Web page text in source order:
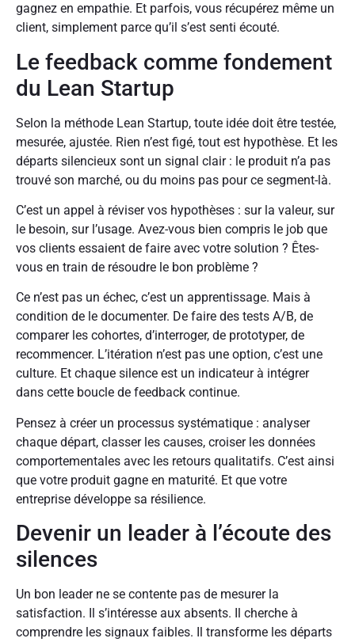
gagnez en empathie. Et parfois, vous récupérez même un
client, simplement parce qu’il s’est senti écouté.
Le feedback comme fondement
du Lean Startup
Selon la méthode Lean Startup, toute idée doit être testée,
mesurée, ajustée. Rien n’est figé, tout est hypothèse. Et les
départs silencieux sont un signal clair : le produit n’a pas
trouvé son marché, ou du moins pas pour ce segment-là.
C’est un appel à réviser vos hypothèses : sur la valeur, sur
le besoin, sur l’usage. Avez-vous bien compris le job que
vos clients essaient de faire avec votre solution ? Êtes-
vous en train de résoudre le bon problème ?
Ce n’est pas un échec, c’est un apprentissage. Mais à
condition de le documenter. De faire des tests A/B, de
comparer les cohortes, d’interroger, de prototyper, de
recommencer. L’itération n’est pas une option, c’est une
culture. Et chaque silence est un indicateur à intégrer
dans cette boucle de feedback continue.
Pensez à créer un processus systématique : analyser
chaque départ, classer les causes, croiser les données
comportementales avec les retours qualitatifs. C’est ainsi
que votre produit gagne en maturité. Et que votre
entreprise développe sa résilience.
Devenir un leader à l’écoute des
silences
Un bon leader ne se contente pas de mesurer la
satisfaction. Il s’intéresse aux absents. Il cherche à
comprendre les signaux faibles. Il transforme les départs